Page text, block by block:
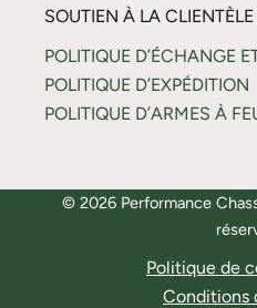
SOUTIEN À LA CLIENTÈLE
POLITIQUE D’ÉCHANGE
POLITIQUE D’EXPÉDITION
POLITIQUE D’ARMES À
© 2026 Performance
Politique de
Conditions